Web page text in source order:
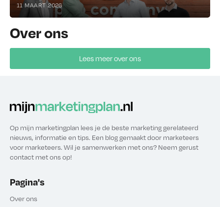
11 MAART 2026
Over ons
Lees meer over ons
Op mijn marketingplan lees je de beste marketing gerelateerd
nieuws, informatie en tips. Een blog gemaakt door marketeers
voor marketeers. Wil je samenwerken met ons? Neem gerust
contact met ons op!
Pagina's
Over ons